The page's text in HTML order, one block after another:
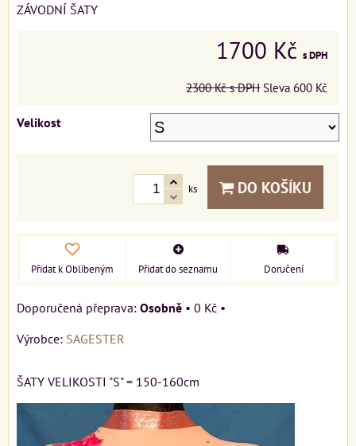
ZÁVODNÍ ŠATY
1700 Kč s DPH
2300 Kč s DPH Sleva 600 Kč
Velikost
ks DO KOŠÍKU
Přidat k Oblíbeným Přidat do seznamu Doručení
Osobně • 0 Kč •
Výrobce: SAGESTER
ŠATY VELIKOSTI "S" = 150-160cm